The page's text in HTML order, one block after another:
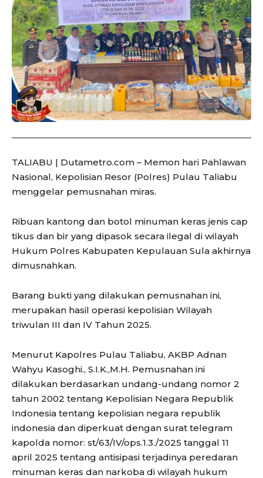
TALIABU | Dutametro.com – Memon hari Pahlawan
Nasional, Kepolisian Resor (Polres) Pulau Taliabu
menggelar pemusnahan miras.
Ribuan kantong dan botol minuman keras jenis cap
tikus dan bir yang dipasok secara ilegal di wilayah
Hukum Polres Kabupaten Kepulauan Sula akhirnya
dimusnahkan.
Barang bukti yang dilakukan pemusnahan ini,
merupakan hasil operasi kepolisian Wilayah
triwulan III dan IV Tahun 2025.
Menurut Kapolres Pulau Taliabu, AKBP Adnan
Wahyu Kasoghi., S.I.K.,M.H. Pemusnahan ini
dilakukan berdasarkan undang-undang nomor 2
tahun 2002 tentang Kepolisian Negara Republik
Indonesia tentang kepolisian negara republik
indonesia dan diperkuat dengan surat telegram
kapolda nomor: st/63/IV/ops.1.3./2025 tanggal 11
april 2025 tentang antisipasi terjadinya peredaran
minuman keras dan narkoba di wilayah hukum